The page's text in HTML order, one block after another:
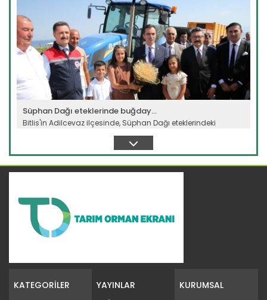
Süphan Dağı eteklerinde buğday...
Bitlis'in Adilcevaz ilçesinde, Süphan Dağı eteklerindeki
ve...
KATEGORİLER YAYINLAR KURUMSAL